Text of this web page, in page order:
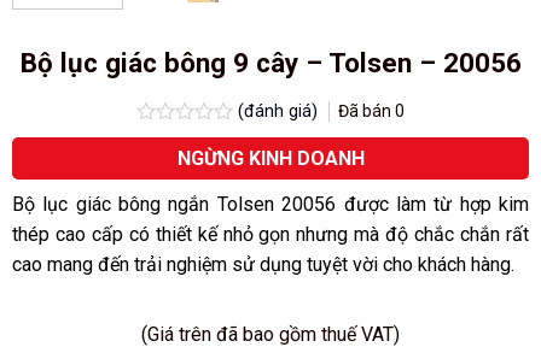
Bộ lục giác bông 9 cây – Tolsen – 20056
Được
hạng
0.0
5
sao
(đánh giá) Đã bán0
NGỪNG KINH DOANH
Bộ lục giác bông ngắn Tolsen 20056 được làm từ hợp kim
thép cao cấp có thiết kế nhỏ gọn nhưng mà độ chắc chắn rất
cao mang đến trải nghiệm sử dụng tuyệt vời cho khách hàng.
(Giá trên đã bao gồm thuế VAT)